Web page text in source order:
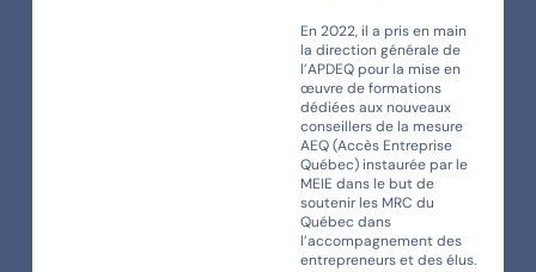
En 2022, il a pris en main
la direction générale de
l’APDEQ pour la mise en
œuvre de formations
dédiées aux nouveaux
conseillers de la mesure
AEQ (Accès Entreprise
Québec) instaurée par le
MEIE dans le but de
soutenir les MRC du
Québec dans
l’accompagnement des
entrepreneurs et des élus.